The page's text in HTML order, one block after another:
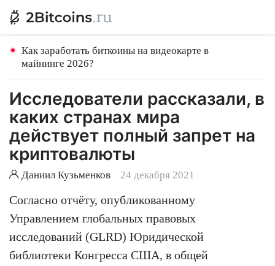
Как заработать биткоины на видеокарте в
майнинге 2026?
Исследователи рассказали, в
каких странах мира
действует полный запрет на
криптовалюты
Даниил Кузьменков 24 декабря 2021
Согласно отчёту, опубликованному
Управлением глобальных правовых
исследований (GLRD) Юридической
библиотеки Конгресса США, в общей